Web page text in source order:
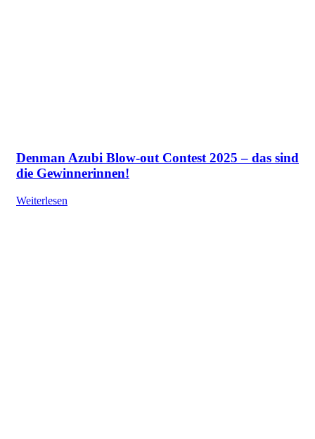
Denman Azubi Blow-out Contest 2025 – das sind
die Gewinnerinnen!
Weiterlesen